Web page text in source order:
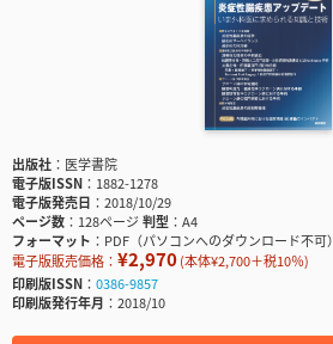
出版社
医学書院
電子版ISSN
1882-1278
電子版発売日
2018/10/29
ページ数
128ページ判型
A4
フォーマット
PDF（パソコンへのダウンロード不可）
電子版販売価格： ¥2,970(本体¥2,700＋税10％)
印刷版ISSN
0386-9857
印刷版発行年月
2018/10